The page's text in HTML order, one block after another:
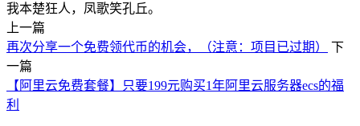
我本楚狂人，凤歌笑孔丘。
上一篇
再次分享一个免费领代币的机会，（注意：项目已过期）
下
一篇
【阿里云免费套餐】只要199元购买1年阿里云服务器ecs的福
利